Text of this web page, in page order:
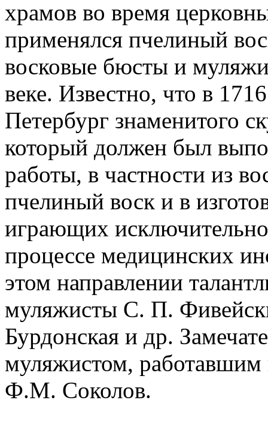
храмов во время
применялся пчелиный
восковые бюсты и
веке. Известно, что в
Петербург знаменитого
который должен был
работы, в частности из
пчелиный воск и в
играющих
процессе медицинских
этом направлении
муляжисты С. П.
Бурдонская и др.
муляжистом, работавшим
Ф.М. Соколов.